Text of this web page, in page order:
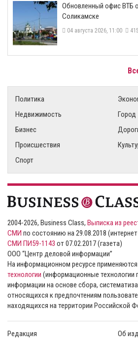
​Обновленный офис ВТБ
Соликамске
04 августа 2026, 11:00 415
Политика
Недвижимость
Город
Бизнес
Происшествия
Спорт
2004-2026, Business Class, Выписка из
СМИ по состоянию на 29.08.2018
СМИ ПИ59-1143 от 07.02.2017 (газета)
ООО “Центр деловой информации”
На информационном ресурсе применяются
технологии (информационные технологии
информации на основе сбора,
относящихся к предпочтениям
находящихся на территории Российской
Редакция Об